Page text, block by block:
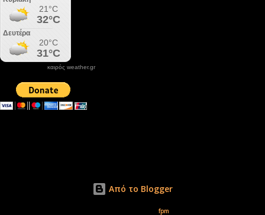
καιρός weather.gr
Από το Blogger
fpm